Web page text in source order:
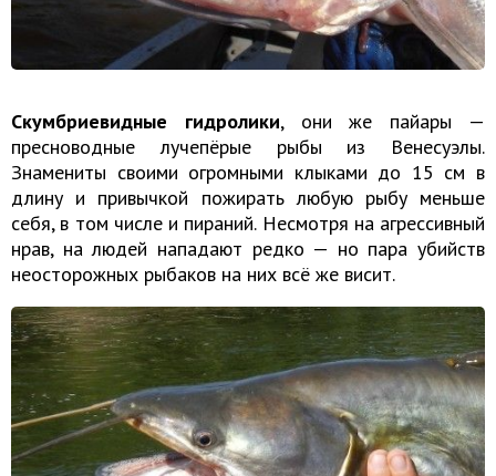
Скумбриевидные гидролики, они же пайары —
пресноводные лучепёрые рыбы из Венесуэлы.
Знамениты своими огромными клыками до 15 см в
длину и привычкой пожирать любую рыбу меньше
себя, в том числе и пираний. Несмотря на агрессивный
нрав, на людей нападают редко — но пара убийств
неосторожных рыбаков на них всё же висит.